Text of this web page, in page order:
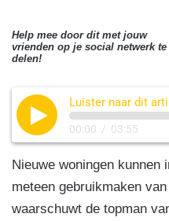
Help mee door dit met jouw
vrienden op je social netwerk te
delen!
Luister naar dit
00:00 / 03:55
Nieuwe woningen kunnen
meteen gebruikmaken
waarschuwt de topman